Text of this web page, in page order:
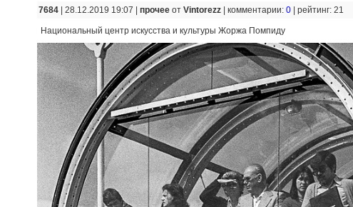
7684 | 28.12.2019 19:07 | прочее от Vintorezz комментарии: 0 рейтинг: 21
Национальный центр искусства и культуры Жоржа Помпиду